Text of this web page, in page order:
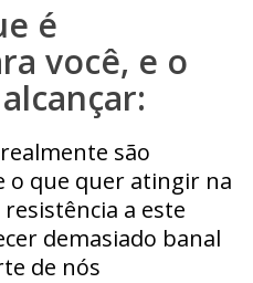
é
você, e o
são
o que quer atingir na
a este
demasiado banal
de nós